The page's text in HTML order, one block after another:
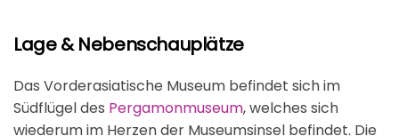
Lage & Nebenschauplätze
Das Vorderasiatische Museum befindet sich im
Südflügel des Pergamonmuseum, welches sich
wiederum im Herzen der Museumsinsel befindet. Die